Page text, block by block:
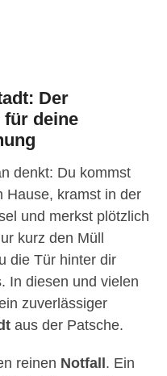
Der
für deine
denkt: Du kommst
Hause, kramst in der
und merkst plötzlich
kurz den Müll
die Tür hinter dir
In diesen und vielen
zuverlässiger
aus der Patsche.
reinen Notfall. Ein